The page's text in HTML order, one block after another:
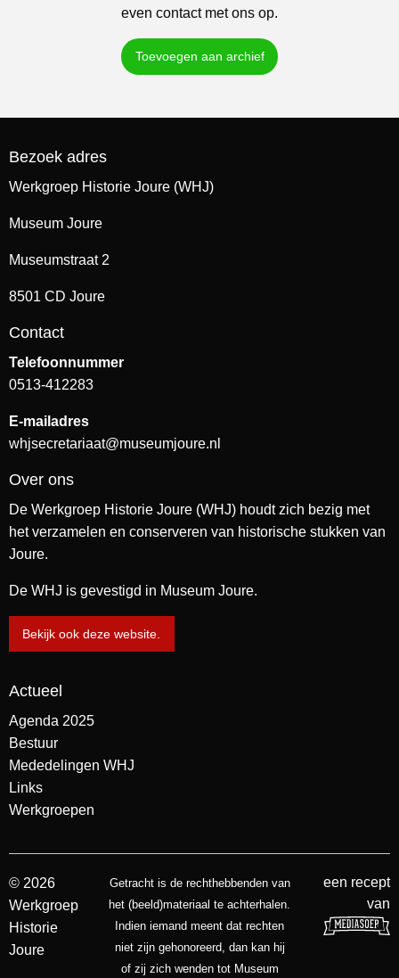
even contact met ons op.
Toevoegen aan archief
Bezoek adres
Werkgroep Historie Joure (WHJ)
Museum Joure
Museumstraat 2
8501 CD Joure
Contact
Telefoonnummer
0513-412283
E-mailadres
whjsecretariaat@museumjoure.nl
Over ons
De Werkgroep Historie Joure (WHJ) houdt zich bezig met
het verzamelen en conserveren van historische stukken van
Joure.
De WHJ is gevestigd in Museum Joure.
Bekijk ook deze website.
Actueel
Agenda 2025
Bestuur
Mededelingen WHJ
Links
Werkgroepen
© 2026
Werkgroep
Historie
Joure
Getracht is de rechthebbenden van
het (beeld)materiaal te achterhalen.
Indien iemand meent dat rechten
niet zijn gehonoreerd, dan kan hij
of zij zich wenden tot Museum
een recept
van